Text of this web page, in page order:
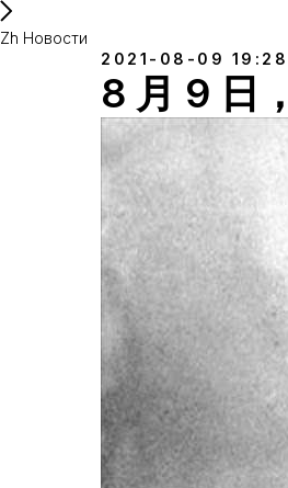
Zh Новости
2021-08-09 19:28
8 月 9 日